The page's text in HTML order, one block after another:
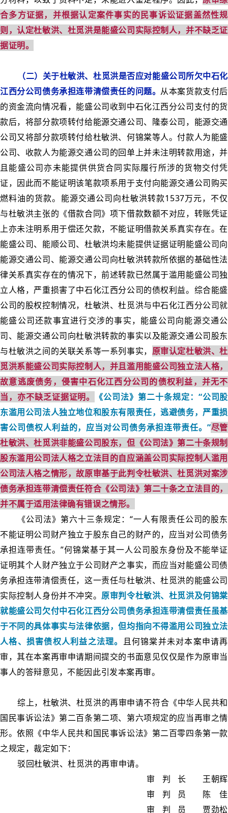
合多方证据，并根据认定案件事实的民事诉讼证据盖然性规
则，认定杜敏洪、杜觅洪是能盛公司实际控制人，并不缺乏证
据证明。
（二）关于杜敏洪、杜觅洪是否应对能盛公司所欠中石化
江西分公司债务承担连带清偿责任的问题。 从本案货款支付后
的资金流向情况看，能盛公司收到中石化江西分公司支付的货
款后，将部分款项转付给能源交通公司、隆泰公司，能源交通
公司又将部分款项转付给杜敏洪、何锦棠等人。付款人为能盛
公司、收款人为能源交通公司的回单上并未注明转款用途，并
且能盛公司亦未能提供供货合同实际履行所涉的货物交付凭
证，因此而不能证明该笔款项系用于支付向能源交通公司购买
燃料油的货款。能源交通公司向杜敏洪转款1537万元，不仅
与杜敏洪主张的《借款合同》项下借款数额不对应，转账凭证
上亦未注明系用于偿还欠款，不能证明借款关系真实存在。在
能盛公司、能顺公司、杜敏洪均未能提供证据证明能盛公司向
能源交通公司、能源交通公司向杜敏洪转款所依据的基础性法
律关系真实存在的情况下，前述转款已然属于滥用能盛公司独
立人格，严重损害了中石化江西分公司的债权利益。综合能盛
公司的股权控制情况，杜敏洪、杜觅洪与中石化江西分公司就
能盛公司还款事宜进行交涉的事实，能盛公司向能源交通公
司、能源交通公司向杜敏洪转款的事实以及能源交通公司股东
与杜敏洪之间的关联关系等一系列事实， 原审认定杜敏洪、杜
觅洪系能盛公司实际控制人，并且滥用能盛公司独立法人格，
故意逃废债务，侵害中石化江西分公司的债权利益，并无不
当，亦不缺乏证据证明。
《公司法》第二十条规定：“公司股
东滥用公司法人独立地位和股东有限责任，逃避债务，严重损
害公司债权人利益的，应当对公司债务承担连带责任。”尽管
杜敏洪、杜觅洪非能盛公司股东，但《公司法》第二十条规制
股东滥用公司法人格之立法目的自应涵盖公司实际控制人滥用
公司法人格之情形，故原审基于此判令杜敏洪、杜觅洪对案涉
债务承担连带清偿责任符合《公司法》第二十条之立法目的，
并不属于适用法律确有错误之情形。
《公司法》第六十三条规定：“一人有限责任公司的股东
不能证明公司财产独立于股东自己的财产的，应当对公司债务
承担连带责任。”何锦棠基于其一人公司股东身份及不能举证
证明其个人财产独立于公司财产之事实，而应当对能盛公司债
务承担连带清偿责任，这一责任与杜敏洪、杜觅洪的能盛公司
实际控制人身份并不冲突。 原审判令杜敏洪、杜觅洪及何锦棠
就能盛公司欠付中石化江西分公司债务承担连带清偿责任虽基
于不同的具体事实与法律依据，但均指向不得滥用公司独立法
人格、损害债权人利益之法理。 且何锦棠并未对本案申请再
审，其在本案再审申请期间提交的书面意见仅仅是作为原审当
事人的答辩意见，不能因此引发本案再审。
综上，杜敏洪、杜觅洪的再审申请不符合《中华人民共和
国民事诉讼法》第二百条第二项、第六项规定的应当再审之情
形。依照《中华人民共和国民事诉讼法》第二百零四条第一款
之规定，裁定如下：
驳回杜敏洪、杜觅洪的再审申请。
审 判 长 王朝辉
审 判 员 陈 佳
审 判 员 贾劲松